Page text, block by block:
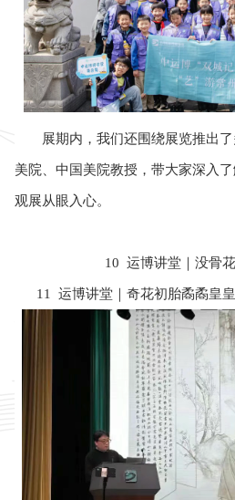
展期内，我们还围绕展览推出
美院、中国美院教授，带大家深入
观展从眼入心。
10 运博讲堂｜没骨
11 运博讲堂｜奇花初胎矞矞皇